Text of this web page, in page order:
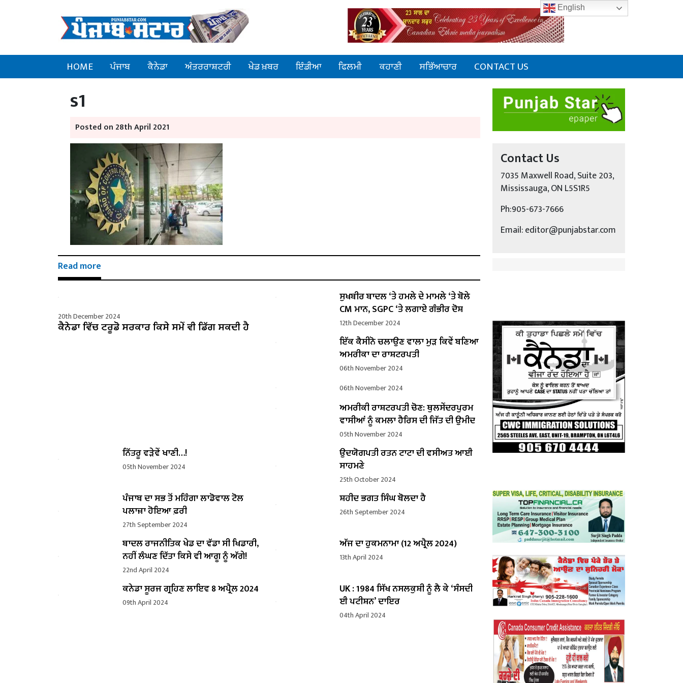
HOME ਪੰਜਾਬ ਕੈਨੇਡਾ ਅੰਤਰਰਾਸ਼ਟਰੀ ਖੇਡ ਖ਼ਬਰ ਇੰਡੀਆ ਫਿਲਮੀ ਕਹਾਣੀ ਸਭਿੱਆਚਾਰ CONTACT US
s1
Posted on 28th April 2021
Read more
20th December 2024
ਕੈਨੇਡਾ ਵਿੱਚ ਟਰੂਡੋ ਸਰਕਾਰ ਕਿਸੇ ਸਮੇਂ ਵੀ ਡਿੱਗ ਸਕਦੀ ਹੈ
ਸੁਖਬੀਰ ਬਾਦਲ ‘ਤੇ ਹਮਲੇ ਦੇ ਮਾਮਲੇ ‘ਤੇ ਬੋਲੇ ​​
CM ਮਾਨ, SGPC ‘ਤੇ ਲਗਾਏ ਗੰਭੀਰ ਦੋਸ਼
12th December 2024
ਇੱਕ ਕੈਸੀਨੋ ਚਲਾਉਣ ਵਾਲਾ ਮੁੜ ਕਿਵੇਂ ਬਣਿਆ
ਅਮਰੀਕਾ ਦਾ ਰਾਸ਼ਟਰਪਤੀ
06th November 2024
06th November 2024
ਅਮਰੀਕੀ ਰਾਸ਼ਟਰਪਤੀ ਚੋਣ: ਥੁਲਸੇਂਦਰਪੁਰਮ
ਵਾਸੀਆਂ ਨੂੰ ਕਮਲਾ ਹੈਰਿਸ ਦੀ ਜਿੱਤ ਦੀ ਉਮੀਦ
05th November 2024
ਨਿੱਤਰੂ ਵੜੇਵੇਂ ਖਾਣੀ…!
05th November 2024
ਉਦਯੋਗਪਤੀ ਰਤਨ ਟਾਟਾ ਦੀ ਵਸੀਅਤ ਆਈ
ਸਾਹਮਣੇ
25th October 2024
ਪੰਜਾਬ ਦਾ ਸਭ ਤੋਂ ਮਹਿੰਗਾ ਲਾਡੋਵਾਲ ਟੋਲ
ਪਲਾਜ਼ਾ ਹੋਇਆ ਫ਼ਰੀ
27th September 2024
ਸ਼ਹੀਦ ਭਗਤ ਸਿੰਘ ਬੋਲਦਾ ਹੈ
26th September 2024
ਬਾਦਲ ਰਾਜਨੀਤਿਕ ਖੇਡ ਦਾ ਵੱਡਾ ਸੀ ਖਿਡਾਰੀ,
ਨਹੀਂ ਲੰਘਣ ਦਿੱਤਾ ਕਿਸੇ ਵੀ ਆਗੂ ਨੂੰ ਅੱਗੇ!
22nd April 2024
ਅੱਜ ਦਾ ਹੁਕਮਨਾਮਾ (12 ਅਪ੍ਰੈਲ 2024)
13th April 2024
ਕਨੇਡਾ ਸੂਰਜ ਗ੍ਰਹਿਣ ਲਾਇਵ 8 ਅਪ੍ਰੈਲ 2024
09th April 2024
UK : 1984 ਸਿੱਖ ਨਸਲਕੁਸ਼ੀ ਨੂੰ ਲੈ ਕੇ ‘ਸੰਸਦੀ
ਈ ਪਟੀਸ਼ਨ’ ਦਾਇਰ
04th April 2024
Contact Us
7035 Maxwell Road, Suite 203,
Mississauga, ON L5S1R5
Ph:905-673-7666
Email: editor@punjabstar.com
English